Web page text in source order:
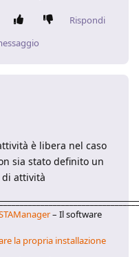
Rispondi
è libera nel caso
sia stato definito un
attività
– Il software
la propria installazione